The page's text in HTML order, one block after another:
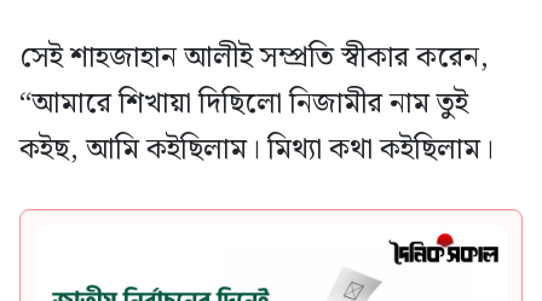
সেই শাহজাহান আলীই সম্প্রতি স্বীকার করেন,
“আমারে শিখায়া দিছিলো নিজামীর নাম তুই
কইছ, আমি কইছিলাম। মিথ্যা কথা কইছিলাম।